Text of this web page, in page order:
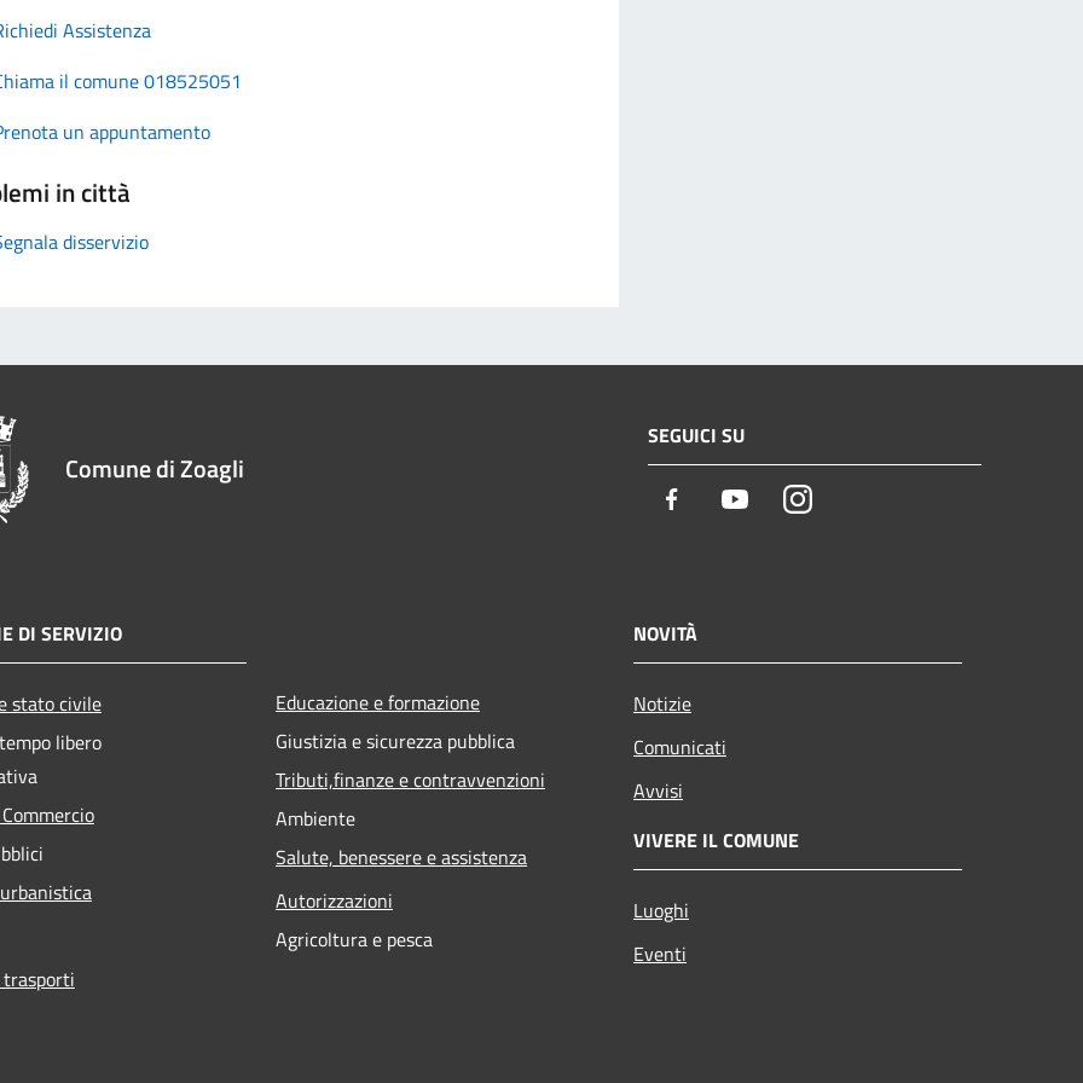
Assistenza
il comune 018525051
un appuntamento
in città
disservizio
Comune di Zoagli
SEGUICI SU
Facebook YoutubeInstagram
DI SERVIZIO
stato civile
libero
Educazione e formazione
Giustizia e sicurezza pubblica
Tributi,finanze e contravvenzioni
Ambiente
Salute, benessere e assistenza
Autorizzazioni
Agricoltura e pesca
NOVITÀ
Notizie
Comunicati
Avvisi
VIVERE IL COMUNE
Luoghi
Eventi